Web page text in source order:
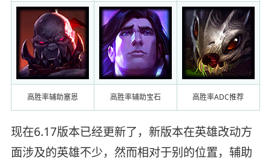
高胜率辅助塞恩 高胜率辅助宝石 高胜率ADC推荐
现在6.17版本已经更新了，新版本在英雄改动方
面涉及的英雄不少，然而相对于别的位置，辅助